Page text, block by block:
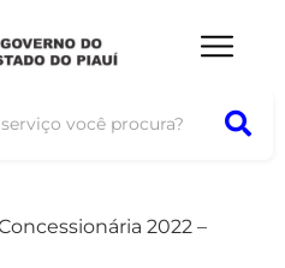
2022 –